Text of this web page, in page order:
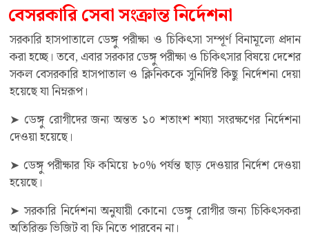
বেসরকারি সেবা সংক্রান্ত নির্দেশনা
সরকারি হাসপাতালে ডেঙ্গু পরীক্ষা ও চিকিৎসা সম্পূর্ণ বিনামূল্যে প্রদান
করা হচ্ছে। তবে, এবার সরকার ডেঙ্গু পরীক্ষা ও চিকিৎসার বিষয়ে দেশের
সকল বেসরকারি হাসপাতাল ও ক্লিনিককে সুনির্দিষ্ট কিছু নির্দেশনা দেয়া
হয়েছে যা নিম্নরূপ।
➤ ডেঙ্গু রোগীদের জন্য অন্তত ১০ শতাংশ শয্যা সংরক্ষণের নির্দেশনা
দেওয়া হয়েছে।
➤ ডেঙ্গু পরীক্ষার ফি কমিয়ে ৮০% পর্যন্ত ছাড় দেওয়ার নির্দেশ দেওয়া
হয়েছে।
➤ সরকারি নির্দেশনা অনুযায়ী কোনো ডেঙ্গু রোগীর জন্য চিকিৎসকরা
অতিরিক্ত ভিজিট বা ফি নিতে পারবেন না।